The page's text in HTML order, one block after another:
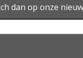
dan op onze